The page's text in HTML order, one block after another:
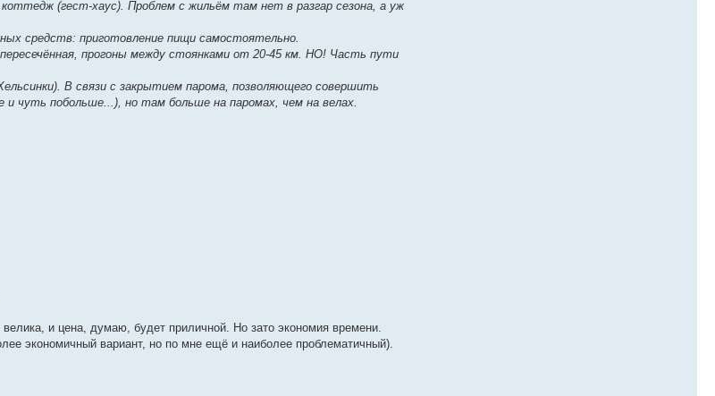
(гест-хаус). Проблем с жильём там нет в разгар сезона, а уж
средств: приготовление пищи самостоятельно.
прогоны между стоянками от 20-45 км. НО! Часть пути
В связи с закрытием парома, позволяющего совершить
чуть побольше...), но там больше на паромах, чем на велах.
и цена, думаю, будет приличной. Но зато экономия времени.
экономичный вариант, но по мне ещё и наиболее проблематичный).